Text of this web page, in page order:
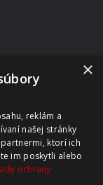
×
reklám a
našej stránky
ktorí ich
im poskytli alebo
ochrany